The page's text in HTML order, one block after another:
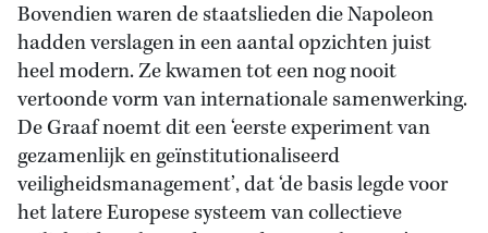
Bovendien waren de staatslieden die Napoleon
hadden verslagen in een aantal opzichten juist
heel modern. Ze kwamen tot een nog nooit
vertoonde vorm van internationale samenwerking.
De Graaf noemt dit een ‘eerste experiment van
gezamenlijk en geïnstitutionaliseerd
veiligheidsmanagement’, dat ‘de basis legde voor
het latere Europese systeem van collectieve